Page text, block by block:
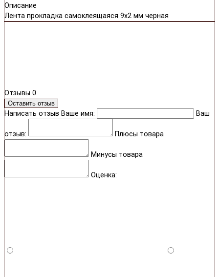
Описание
Лента прокладка самоклеящаяся 9x2 мм черная
Отзывы 0
Оставить отзыв
Написать отзыв Ваше имя: Ваш
отзыв: Плюсы товара
Минусы товара
Оценка: